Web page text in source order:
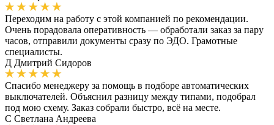
Переходим на работу с этой компанией по рекомендации.
Очень порадовала оперативность — обработали заказ за пару
часов, отправили документы сразу по ЭДО. Грамотные
специалисты.
Д Дмитрий Сидоров
Спасибо менеджеру за помощь в подборе автоматических
выключателей. Объяснил разницу между типами, подобрал
под мою схему. Заказ собрали быстро, всё на месте.
С Светлана Андреева